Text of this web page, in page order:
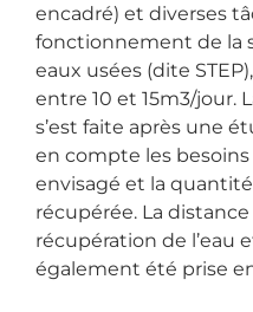
encadré) et diverses
fonctionnement de la
eaux usées (dite
entre 10 et 15m3/jour.
s’est faite après une
en compte les besoins
envisagé et la
récupérée. La
récupération de l’eau
également été prise